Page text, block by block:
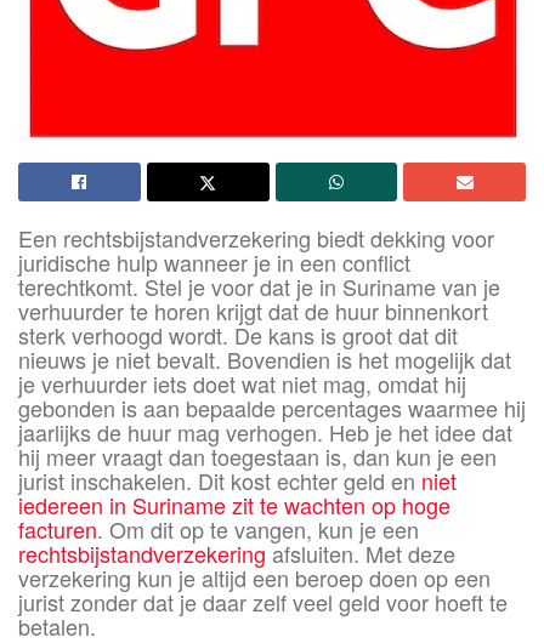
Een rechtsbijstandverzekering biedt dekking voor
juridische hulp wanneer je in een conflict
terechtkomt. Stel je voor dat je in Suriname van je
verhuurder te horen krijgt dat de huur binnenkort
sterk verhoogd wordt. De kans is groot dat dit
nieuws je niet bevalt. Bovendien is het mogelijk dat
je verhuurder iets doet wat niet mag, omdat hij
gebonden is aan bepaalde percentages waarmee hij
jaarlijks de huur mag verhogen. Heb je het idee dat
hij meer vraagt dan toegestaan is, dan kun je een
jurist inschakelen. Dit kost echter geld en niet
iedereen in Suriname zit te wachten op hoge
facturen. Om dit op te vangen, kun je een
rechtsbijstandverzekeringafsluiten. Met deze
verzekering kun je altijd een beroep doen op een
jurist zonder dat je daar zelf veel geld voor hoeft te
betalen.